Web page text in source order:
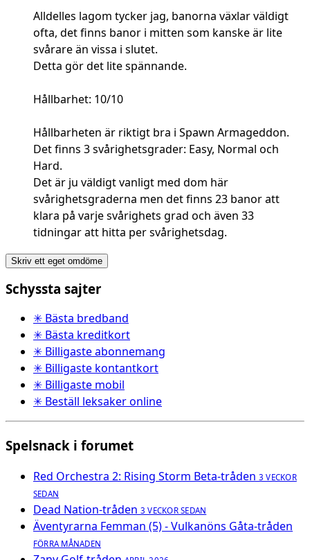
Alldelles lagom tycker jag, banorna växlar väldigt
ofta, det finns banor i mitten som kanske är lite
svårare än vissa i slutet.
Detta gör det lite spännande.
Hållbarhet: 10/10
Hållbarheten är riktigt bra i Spawn Armageddon.
Det finns 3 svårighetsgrader: Easy, Normal och
Hard.
Det är ju väldigt vanligt med dom här
svårighetsgraderna men det finns 23 banor att
klara på varje svårighets grad och även 33
tidningar att hitta per svårighetsdag.
Skriv ett eget omdöme
Schyssta sajter
✳ Bästa bredband
✳ Bästa kreditkort
✳ Billigaste abonnemang
✳ Billigaste kontantkort
✳ Billigaste mobil
✳ Beställ leksaker online
Spelsnack i forumet
Red Orchestra 2: Rising Storm Beta-tråden 3 VECKOR
SEDAN
Dead Nation-tråden 3 VECKOR SEDAN
Äventyrarna Femman (5) - Vulkanöns Gåta-tråden
FÖRRA MÅNADEN